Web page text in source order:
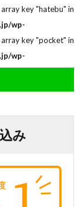
key "hatebu" in
wp-
array key "pocket" in
wp-
み